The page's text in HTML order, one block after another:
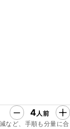
4人前
など、手順も分量に合